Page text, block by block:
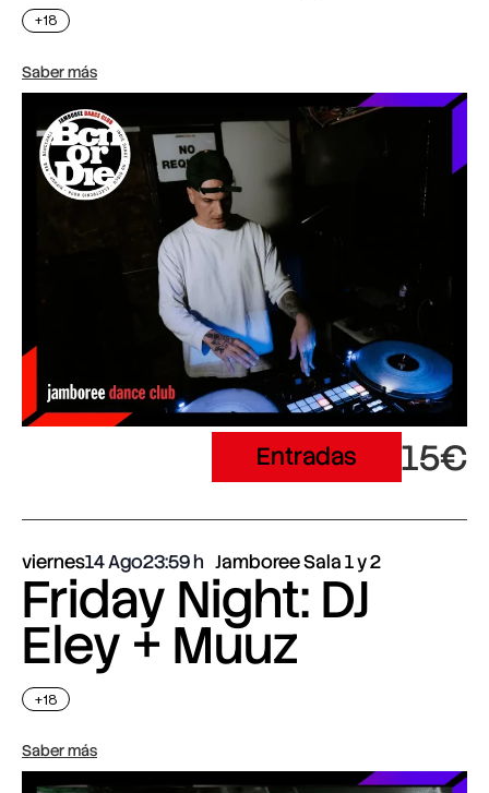
+18
Saber más
Entradas 15€
viernes14 Ago23:59 Jamboree Sala 1 y 2
Friday Night: DJ
Eley + Muuz
+18
Saber más